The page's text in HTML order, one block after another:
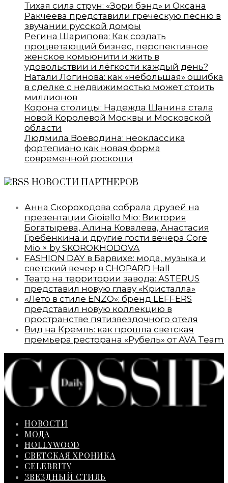
Тихая сила струн: «Зори бэнд» и Оксана
Ракчеева представили греческую песню в
звучании русской домры
Регина Шарипова: Как создать
процветающий бизнес, перспективное
женское комьюнити и жить в
удовольствии и лёгкости каждый день?
Натали Логинова: как «небольшая» ошибка
в сделке с недвижимостью может стоить
миллионов
Корона столицы: Надежда Шанина стала
новой Королевой Москвы и Московской
области
Людмила Воеводина: неоклассика
фортепиано как новая форма
современной роскоши
НОВОСТИ ПАРТНЕРОВ
Анна Скороходова собрала друзей на
презентации Gioiello Mio: Виктория
Богатырева, Алина Ковалева, Анастасия
Гребенкина и другие гости вечера Core
Mio × by SKOROKHODOVA
FASHION DAY в Барвихе: мода, музыка и
светский вечер в CHOPARD Hall
Театр на территории завода: ASTERUS
представил новую главу «Кристалла»
«Лето в стиле ENZO»: бренд LEFFERS
представил новую коллекцию в
пространстве пятизвездочного отеля
Вид на Кремль: как прошла светская
премьера ресторана «Рубель» от AVA Team
НОВОСТИ
МОДА
HOLLYWOOD
СВЕТСКАЯ ХРОНИКА
CELEBRITY
ЗВЕЗДНЫЙ СТИЛЬ